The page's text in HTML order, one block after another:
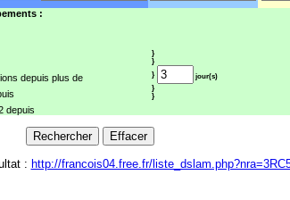
:
}
}
}
jour(s)
}
}
depuis plus de
depuis
: http://francois04.free.fr/